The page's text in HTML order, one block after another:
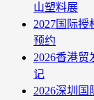
山塑料展
2027国际
预约
2026香港
记
2026深圳